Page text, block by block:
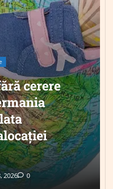
cerere
2026 0